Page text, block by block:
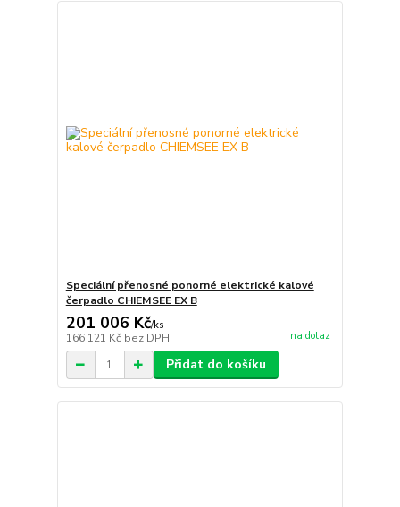
Speciální přenosné ponorné elektrické kalové
čerpadlo CHIEMSEE EX B
201 006 Kč/ks
166 121 Kč bez DPH na dotaz
Přidat do košíku